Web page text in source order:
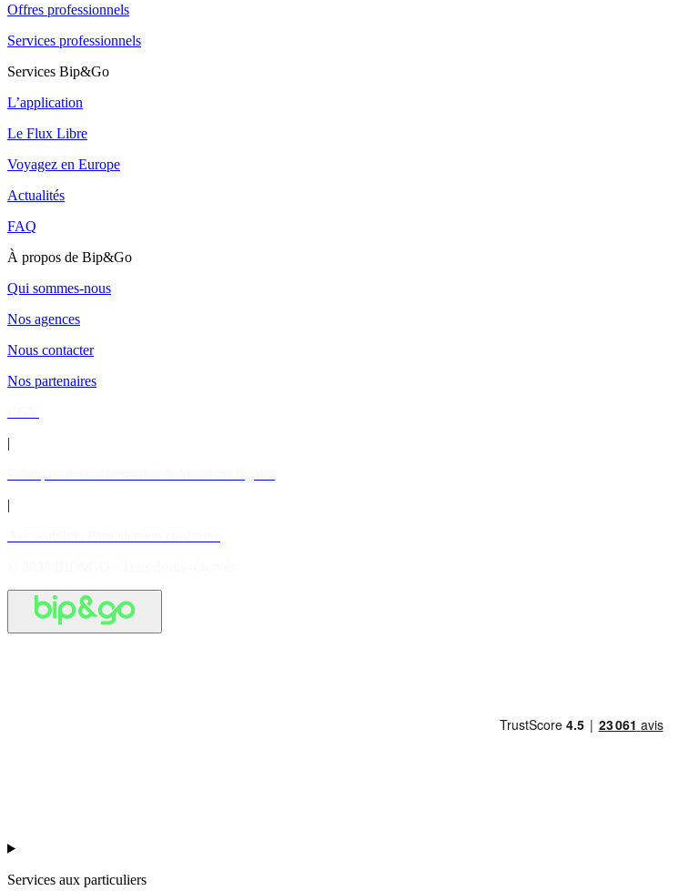
Offres professionnels
Services professionnels
Services Bip&Go
L’application
Le Flux Libre
Voyagez en Europe
Actualités
FAQ
À propos de Bip&Go
Qui sommes-nous
Nos agences
Nous contacter
Nos partenaires
|
|
Services aux particuliers